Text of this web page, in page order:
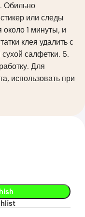
Обильно
или следы
около 1 минуты, и
клея удалить с
салфетки. 5.
Для
использовать при